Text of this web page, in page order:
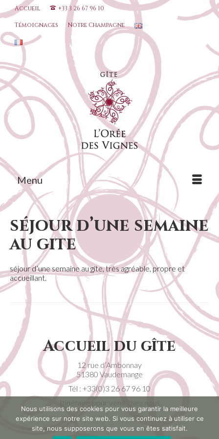
Accueil +33 3 26 67 96 10
Témoignages Notre Champagne
Menu
séjour d’une semaine
au gite
séjour d’une semaine au gite, très agréable, propre et
accueillant.
Accueil du gîte
12 rue d’Ambonnay
51380 Vaudemange
Tél : +33(0)3 26 67 96 10
Mentions légales CGV Contact RGPD Plan de site
Nous utilisons des cookies pour vous garantir la meilleure
expérience sur notre site web. Si vous continuez à utiliser ce
site, nous supposerons que vous en êtes satisfait.